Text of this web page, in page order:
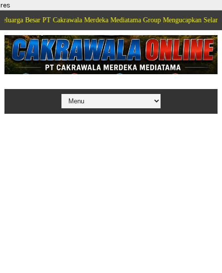
res
PT Cakrawala Merdeka Mediatama Group Mengucapkan Selamat